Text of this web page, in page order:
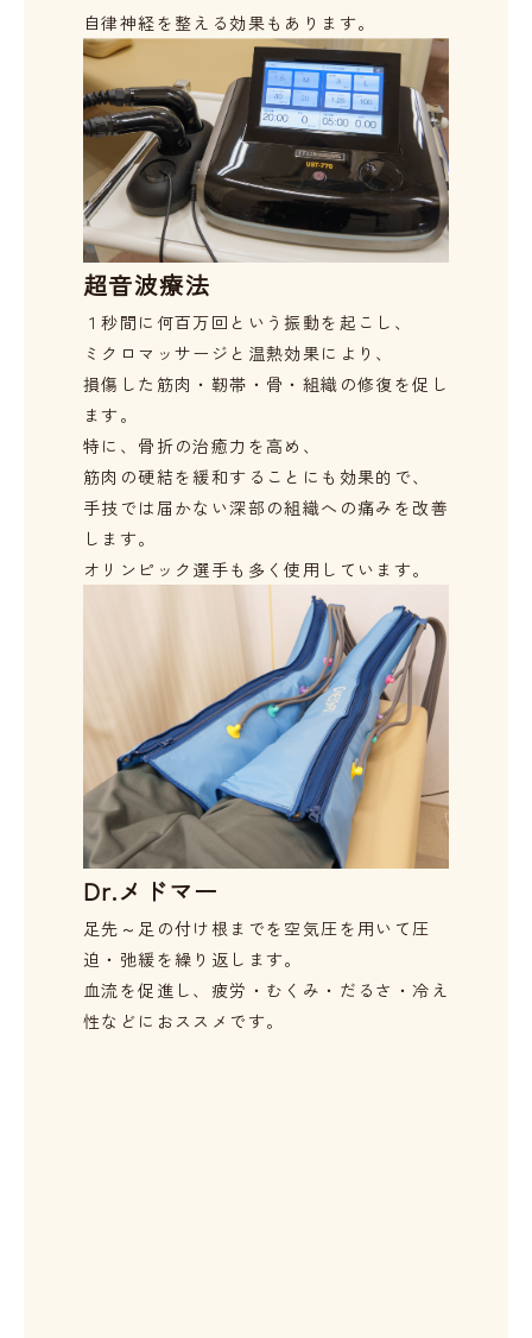
自律神経を整える効果もあります。
超音波療法
１秒間に何百万回という振動を起こし、
ミクロマッサージと温熱効果により、
損傷した筋肉・靭帯・骨・組織の修復を促し
ます。
特に、骨折の治癒力を高め、
筋肉の硬結を緩和することにも効果的で、
手技では届かない深部の組織への痛みを改善
します。
オリンピック選手も多く使用しています。
Dr.メドマー
足先～足の付け根までを空気圧を用いて圧
迫・弛緩を繰り返します。
血流を促進し、疲労・むくみ・だるさ・冷え
性などにおススメです。